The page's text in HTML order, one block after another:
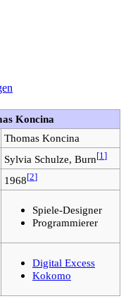
Koncina
Thomas Koncina
Sylvia Schulze, Burn[1]
1968[2]
Spiele-Designer
Programmierer
Digital Excess
Kokomo